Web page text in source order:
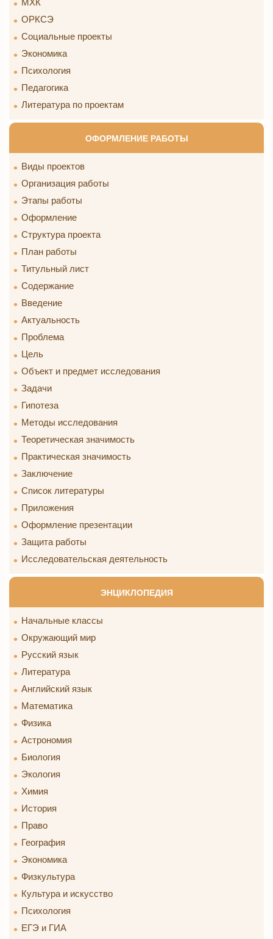
МХК
ОРКСЭ
Социальные проекты
Экономика
Психология
Педагогика
Литература по проектам
ОФОРМЛЕНИЕ РАБОТЫ
Виды проектов
Организация работы
Этапы работы
Оформление
Структура проекта
План работы
Титульный лист
Содержание
Введение
Актуальность
Проблема
Цель
Объект и предмет исследования
Задачи
Гипотеза
Методы исследования
Теоретическая значимость
Практическая значимость
Заключение
Список литературы
Приложения
Оформление презентации
Защита работы
Исследовательская деятельность
ЭНЦИКЛОПЕДИЯ
Начальные классы
Окружающий мир
Русский язык
Литература
Английский язык
Математика
Физика
Астрономия
Биология
Экология
Химия
История
Право
География
Экономика
Физкультура
Культура и искусство
Психология
ЕГЭ и ГИА